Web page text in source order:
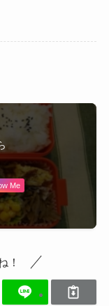
Me
！